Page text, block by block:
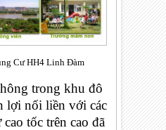
Cư HH4 Linh Đàm
trong khu đô
lợi nối liền với các
tốc trên cao đã